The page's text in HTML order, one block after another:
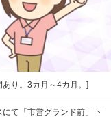
り。3カ月～4カ月。
にて「市営グランド前」下